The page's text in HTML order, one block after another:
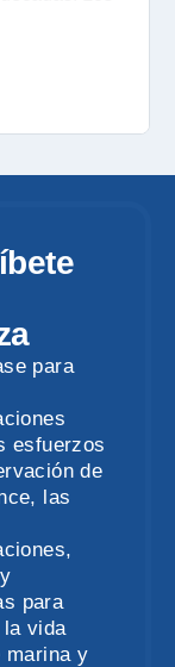
para
esfuerzos
de
las
para
la vida
y